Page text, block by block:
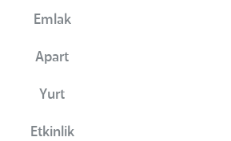
Emlak
Apart
Yurt
Etkinlik